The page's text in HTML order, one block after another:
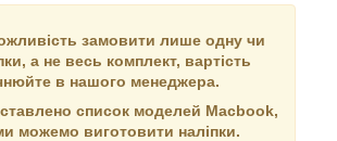
замовити лише одну чи
а не весь комплект, вартість
в нашого менеджера.
список моделей Macbook,
можемо виготовити наліпки.